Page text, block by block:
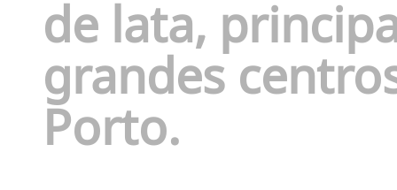
de lata,
grandes
Porto.